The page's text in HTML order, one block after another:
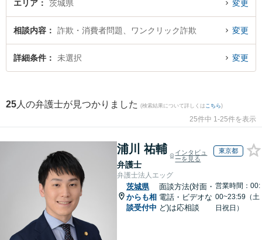
『茨城県で土日や夜間に発生したワンクリック詐欺のトラブルを今すぐに弁護
士に相談したい』『ワンクリック詐欺のトラブル解決の実績豊富な近くの弁護
士を検索したい』『初回相談無料でワンクリック詐欺を法律相談できる茨城県
エリア 茨城県 変更
相談内容 詐欺・消費者問題、ワンクリック詐欺 変更
詳細条件 未選択 変更
25 人の弁護士が見つかりました (検索結果について詳しくは こちら)
25件中 1-25件を表示
浦川 祐輔
弁護士
インタビュ
ーを見る
東京都
弁護士法人エッグ
茨城県
からも相
談受付中
面談方法(対面・
電話・ビデオな
ど)は応相談
営業時間：00:
00~23:59（土
日祝日）